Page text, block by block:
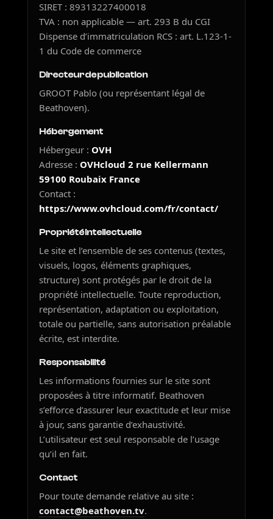
SIRET : 89313227400018
TVA : non applicable — art. 293 B du CGI
Dispense d’immatriculation RCS : art. L.123-1-
1 du Code de commerce
Directeur de publication
GROOT Pablo (ou représentant légal de
Beathoven).
Hébergement
Hébergeur : OVH
Adresse : OVHcloud 2 rue Kellermann
59100 Roubaix France
Contact :
https://www.ovhcloud.com/fr/contact/
Propriété intellectuelle
Le site et l’ensemble de ses contenus (textes,
visuels, logos, éléments graphiques,
structure) sont protégés par le droit de la
propriété intellectuelle. Toute reproduction,
représentation, adaptation ou exploitation,
totale ou partielle, sans autorisation préalable
écrite, est interdite.
Responsabilité
Les informations fournies sur le site sont
proposées à titre informatif. Beathoven
s’efforce d’assurer leur exactitude et leur mise
à jour, sans garantie d’exhaustivité.
L’utilisateur est seul responsable de l’usage
qu’il en fait.
Contact
Pour toute demande relative au site :
contact@beathoven.tv.